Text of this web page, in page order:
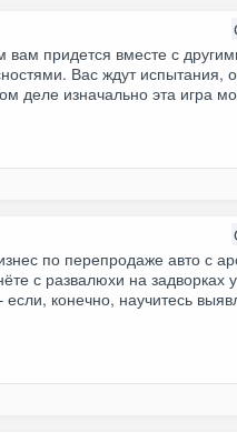
придется вместе с
Вас ждут испытания,
деле изначально эта игра
по перепродаже авто с
с развалюхи на задворках
конечно, научитесь